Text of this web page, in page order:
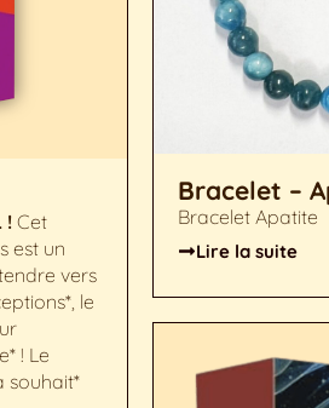
Bracelet –
Bracelet Apatite
Lire la suite
! Cet
est un
vers
le
! Le
souhait*